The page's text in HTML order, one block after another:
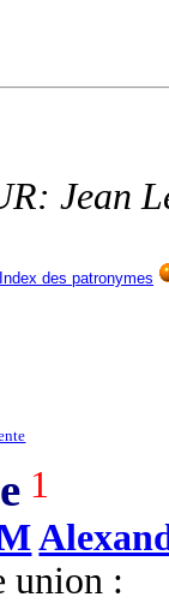
Jean
Index des patronymes
1
union :